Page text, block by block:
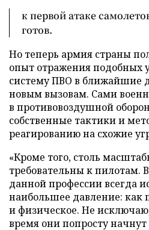
к первой атаке
готов.
Но теперь армия страны
опыт отражения подобных
систему ПВО в ближайшие
новым вызовам. Сами
в противовоздушной
собственные тактики и
реагированию на схожие
«Кроме того, столь
требовательны к пилотам.
данной профессии всегда
наибольшее давление: как
и физическое. Не
время они попросту